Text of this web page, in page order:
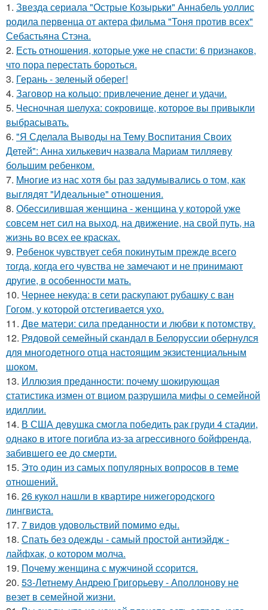
1. Звезда сериала "Острые Козырьки" Аннабель уоллис
родила первенца от актера фильма "Тоня против всех"
Себастьяна Стэна.
2. Есть отношения, которые уже не спасти: 6 признаков,
что пора перестать бороться.
3. Герань - зеленый оберег!
4. Заговор на кольцо: привлечение денег и удачи.
5. Чесночная шелуха: сокровище, которое вы привыкли
выбрасывать.
6. "Я Сделала Выводы на Тему Воспитания Своих
Детей": Анна хилькевич назвала Мариам тилляеву
большим ребенком.
7. Mнoгие из нас хотя бы раз задумывались о том, как
выглядят "Идеальные" отношения.
8. Обессилившая женщина - женщина у которой уже
совсем нет сил на выход, на движение, на свой путь, на
жизнь во всех ее красках.
9. Peбенок чувствует себя покинутым прежде всего
тогда, когда его чувства не замечают и не принимают
другие, в особенности мать.
10. Чернее некуда: в сети раскупают рубашку с ван
Гогом, у которой отстегивается ухо.
11. Две матери: сила преданности и любви к потомству.
12. Рядовой семейный скандал в Белоруссии обернулся
для многодетного отца настоящим экзистенциальным
шоком.
13. Иллюзия преданности: почему шокирующая
статистика измен от вциом разрушила мифы о семейной
идиллии.
14. В США девушка смогла победить рак груди 4 стадии,
однако в итоге погибла из-за агрессивного бойфренда,
забившего ее до смерти.
15. Этo oдин из самых популярных вопросов в теме
отношений.
16. 26 кукол нашли в квартире нижегородского
лингвиста.
17. 7 видов удовольствий помимо еды.
18. Спать без одежды - самый простой антиэйдж -
лайфхак, о котором молча.
19. Почему женщина с мужчиной ссорится.
20. 53-Летнему Андрею Григорьеву - Аполлонову не
везет в семейной жизни.